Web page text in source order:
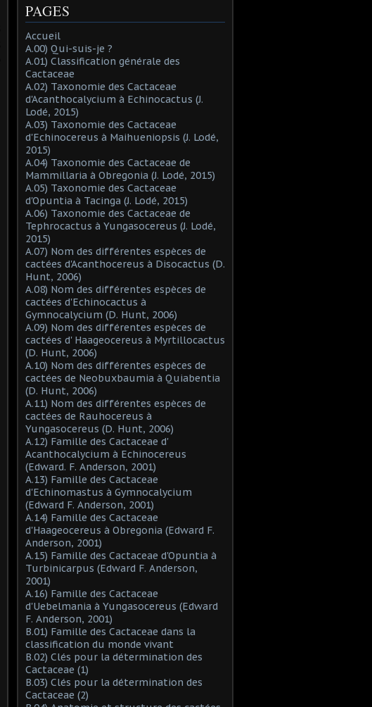
PAGES
Accueil
A.00) Qui-suis-je ?
A.01) Classification générale des
Cactaceae
A.02) Taxonomie des Cactaceae
d'Acanthocalycium à Echinocactus (J.
Lodé, 2015)
A.03) Taxonomie des Cactaceae
d'Echinocereus à Maihueniopsis (J. Lodé,
2015)
A.04) Taxonomie des Cactaceae de
Mammillaria à Obregonia (J. Lodé, 2015)
A.05) Taxonomie des Cactaceae
d'Opuntia à Tacinga (J. Lodé, 2015)
A.06) Taxonomie des Cactaceae de
Tephrocactus à Yungasocereus (J. Lodé,
2015)
A.07) Nom des différentes espèces de
cactées d'Acanthocereus à Disocactus (D.
Hunt, 2006)
A.08) Nom des différentes espèces de
cactées d'Echinocactus à
Gymnocalycium (D. Hunt, 2006)
A.09) Nom des différentes espèces de
cactées d' Haageocereus à Myrtillocactus
(D. Hunt, 2006)
A.10) Nom des différentes espèces de
cactées de Neobuxbaumia à Quiabentia
(D. Hunt, 2006)
A.11) Nom des différentes espèces de
cactées de Rauhocereus à
Yungasocereus (D. Hunt, 2006)
A.12) Famille des Cactaceae d'
Acanthocalycium à Echinocereus
(Edward. F. Anderson, 2001)
A.13) Famille des Cactaceae
d'Echinomastus à Gymnocalycium
(Edward F. Anderson, 2001)
A.14) Famille des Cactaceae
d'Haageocereus à Obregonia (Edward F.
Anderson, 2001)
A.15) Famille des Cactaceae d'Opuntia à
Turbinicarpus (Edward F. Anderson,
2001)
A.16) Famille des Cactaceae
d'Uebelmania à Yungasocereus (Edward
F. Anderson, 2001)
B.01) Famille des Cactaceae dans la
classification du monde vivant
B.02) Clés pour la détermination des
Cactaceae (1)
B.03) Clés pour la détermination des
Cactaceae (2)